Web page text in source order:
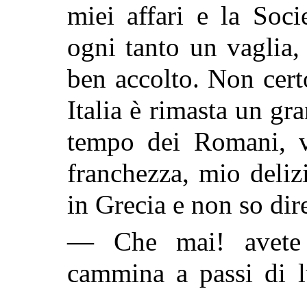
miei affari e la
ogni tanto un vaglia,
ben accolto. Non
Italia è rimasta un
tempo dei Romani,
franchezza, mio
in Grecia e non so
— Che mai!
cammina a passi di